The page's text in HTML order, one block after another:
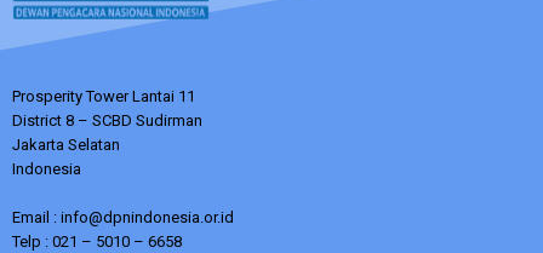
Prosperity Tower Lantai 11
District 8 – SCBD Sudirman
Jakarta Selatan
Indonesia
Email : info@dpnindonesia.or.id
Telp : 021 – 5010 – 6658